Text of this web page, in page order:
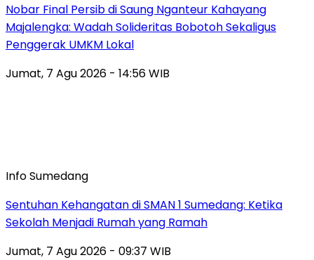
Nobar Final Persib di Saung Nganteur Kahayang
Majalengka: Wadah Solideritas Bobotoh Sekaligus
Penggerak UMKM Lokal
Jumat, 7 Agu 2026 - 14:56 WIB
Info Sumedang
Sentuhan Kehangatan di SMAN 1 Sumedang: Ketika
Sekolah Menjadi Rumah yang Ramah
Jumat, 7 Agu 2026 - 09:37 WIB